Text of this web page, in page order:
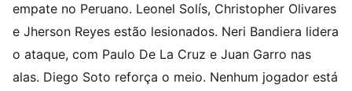
empate no Peruano. Leonel Solís, Christopher Olivares
e Jherson Reyes estão lesionados. Neri Bandiera lidera
o ataque, com Paulo De La Cruz e Juan Garro nas
alas. Diego Soto reforça o meio. Nenhum jogador está